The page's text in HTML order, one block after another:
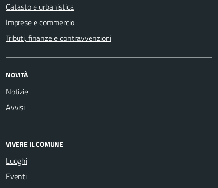
Catasto e urbanistica
Imprese e commercio
Tributi, finanze e contravvenzioni
NOVITÀ
Notizie
Avvisi
VIVERE IL COMUNE
Luoghi
Eventi